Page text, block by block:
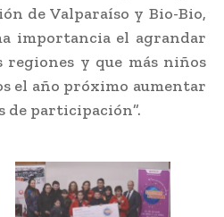
de Valparaíso y Bio-Bio,
importancia el agrandar
regiones y que más niños
el año próximo aumentar
de participación”.